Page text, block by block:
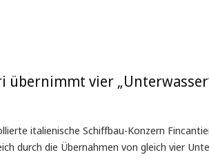
übernimmt vier
italienische Schiffbau-Konzern
durch die Übernahmen von gleich vier